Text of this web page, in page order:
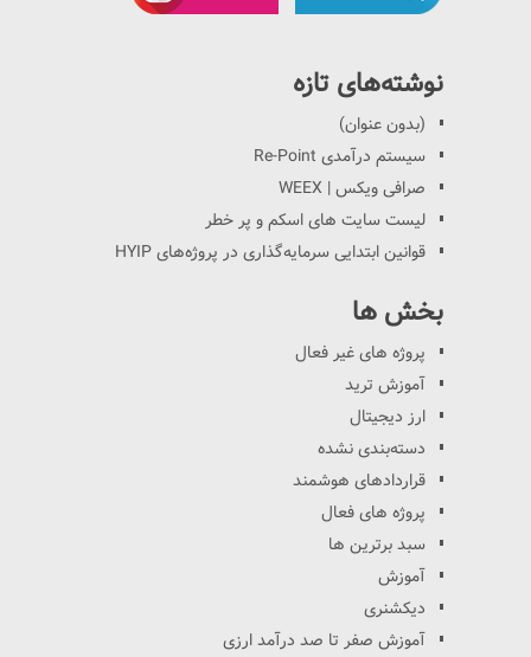
نوشته‌های تازه
(بدون عنوان)
سیستم درآمدی Re-Point
صرافی ویکس | WEEX
لیست سایت های اسکم و پر خطر
قوانین ابتدایی سرمایه‌گذاری در پروژه‌های HYIP
بخش ها
پروژه های غیر فعال
آموزش ترید
ارز دیجیتال
دسته‌بندی نشده
قراردادهای هوشمند
پروژه های فعال
سبد برترین ها
آموزش
دیکشنری
آموزش صفر تا صد درآمد ارزی